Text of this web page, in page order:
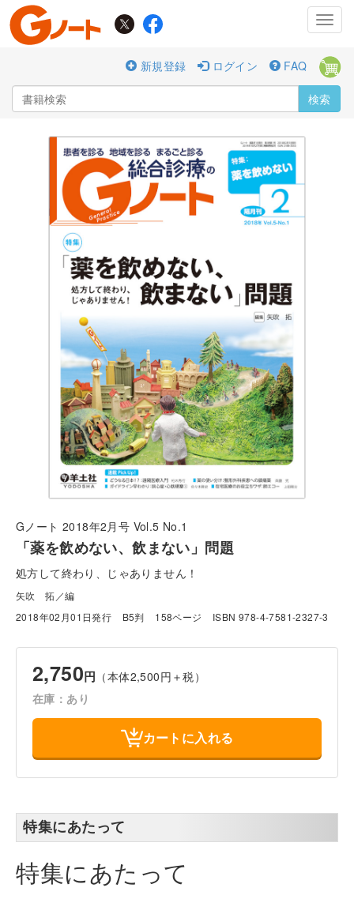
新規登録
ログイン FAQ
検索
Gノート 2018年2月号 Vol.5 No.1
「薬を飲めない、飲まない」問題
処方して終わり、じゃありません！
矢吹 拓／編
2018年02月01日発行
B5判 158ページ ISBN 978-4-7581-2327-3
2,750円 （本体2,500円＋税）
在庫：あり
カートに入れる
特集にあたって
特集にあたって